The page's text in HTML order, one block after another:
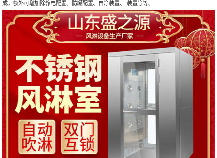
成，额外可增加除静电配置、防爆配置、自净装置、-装置等等。